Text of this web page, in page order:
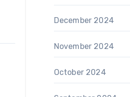
December 2024
November 2024
October 2024